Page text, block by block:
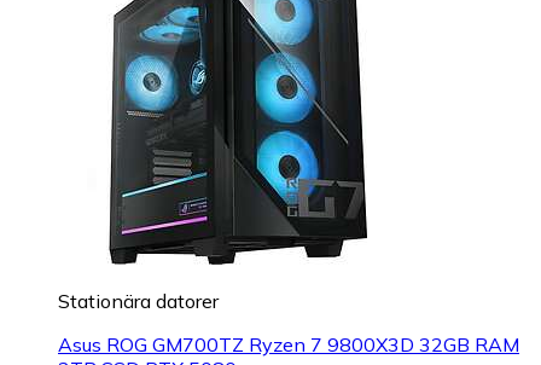
Stationära datorer
Asus ROG GM700TZ Ryzen 7 9800X3D 32GB RAM